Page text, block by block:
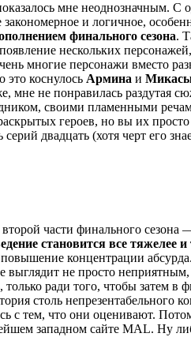
мне неоднозначным. С
и логичное,
финального сезона.
появление нескольких
многие персонажи вместо
коснулось Армина и
мне не понравилась раздутая
своими пламенными
героев, но вы их
двадцать (хотя черт его
части финального
становится все тяжелее
концентрации
выглядит не просто
ради того, чтобы затем
столь
с тем, что они оценивают.
западном сайте MAL. Ну